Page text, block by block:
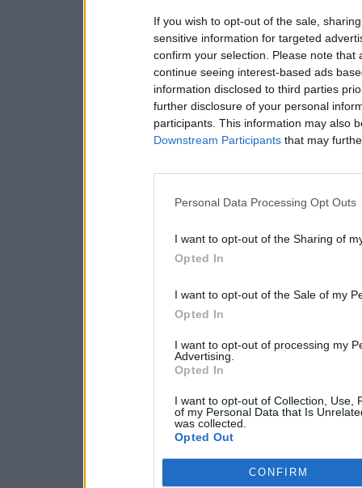
If you wish to opt-out of the sale,
sensitive information for targeted
confirm your selection. Please note
continue seeing interest-based ads
information disclosed to third parties
further disclosure of your personal
participants. This information may also
Downstream Participants that may
Personal Data Processing Opt Outs
I want to opt-out of the Sharing of
Opted In
I want to opt-out of the Sale of my
Opted In
I want to opt-out of processing my
Advertising.
Opted In
I want to opt-out of Collection, Use,
of my Personal Data that Is
was collected.
Opted Out
CONFIRM